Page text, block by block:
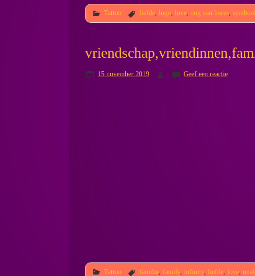
Tattoo liefde, logo, love,oog van hores,symbool
15 november 2019 Geef een reactie
Tattoo familie family, infinity, liefde love ,